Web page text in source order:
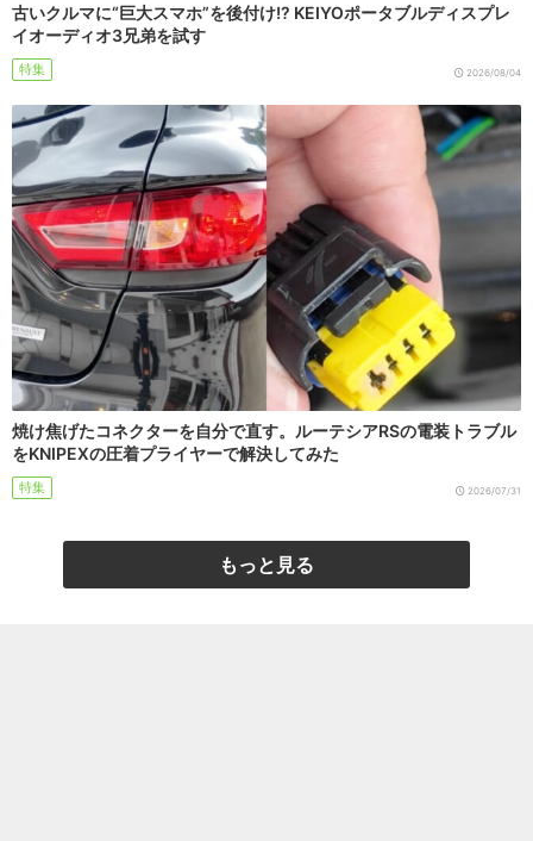
古いクルマに“巨大スマホ”を後付け!? KEIYOポータブルディスプレ
イオーディオ3兄弟を試す
特集 2026/08/04
焼け焦げたコネクターを自分で直す。ルーテシアRSの電装トラブル
をKNIPEXの圧着プライヤーで解決してみた
特集 2026/07/31
もっと見る